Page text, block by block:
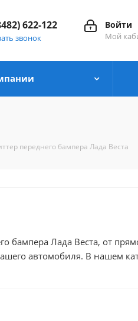
Войти
622-122
звонок
переднего бампера Лада Веста
бампера Лада Веста, от
В нашем каталоге так же
для внешнего тюнинга